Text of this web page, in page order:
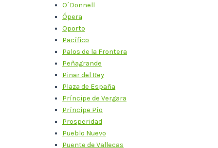
O´Donnell
Ópera
Oporto
Pacífico
Palos de la Frontera
Peñagrande
Pinar del Rey
Plaza de España
Príncipe de Vergara
Príncipe Pío
Prosperidad
Pueblo Nuevo
Puente de Vallecas